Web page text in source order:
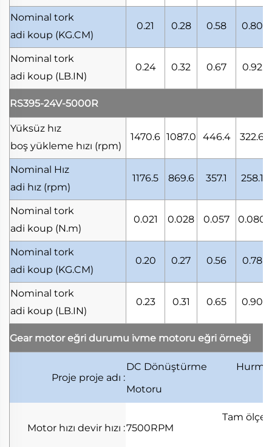
Nominal tork
adi koup (KG.CM)
0.21 0.28 0.58 0.80
Nominal tork
adi koup (LB.IN)
0.24 0.32 0.67 0.92
RS395-24V-5000R
Yüksüz hız
boş yükleme hızı (rpm)
1470.6 1087.0 446.4 322.6
Nominal Hız
adi hız (rpm)
1176.5 869.6 357.1 258.1
Nominal tork
adi koup (N.m)
0.021 0.028 0.057 0.080
Nominal tork
adi koup (KG.CM)
0.20 0.27 0.56 0.78
Nominal tork
adi koup (LB.IN)
0.23 0.31 0.65 0.90
Gear motor eğri durumu i̇vme motoru eğri örneği
Proje proje adı :
DC Dönüştürme
Motoru
Hurma
Motor hızı devir hızı :7500RPM
Tam